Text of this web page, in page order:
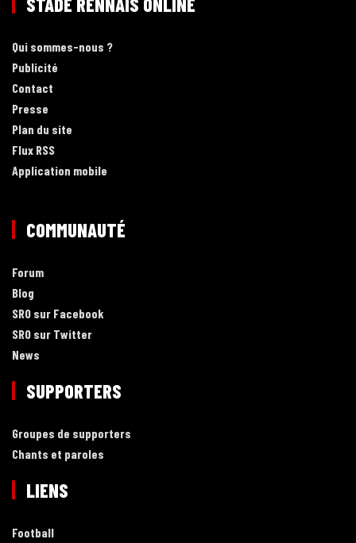
Qui sommes-nous ?
Publicité
Contact
Presse
Plan du site
Flux RSS
Application mobile
COMMUNAUTÉ
Forum
Blog
SRO sur Facebook
SRO sur Twitter
News
SUPPORTERS
Groupes de supporters
Chants et paroles
LIENS
Football